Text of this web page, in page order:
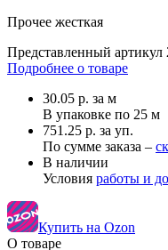
Прочее жесткая
Представленный артикул
Подробнее о товаре
30.05 р. за м
В упаковке по 25 м
751.25 р. за уп.
По сумме заказа –
В наличии
Условия работы и
Купить на Ozon
О товаре